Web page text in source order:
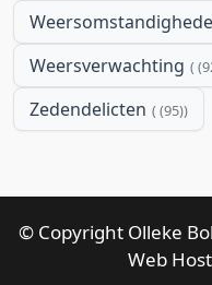
Weersverwachting
Zedendelicten (95)
© Copyright Olleke
Web